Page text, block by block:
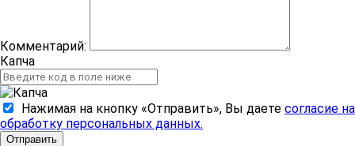
Комментарий:
Капча
Нажимая на кнопку «Отправить», Вы даете согласие на
обработку персональных данных.
Отправить